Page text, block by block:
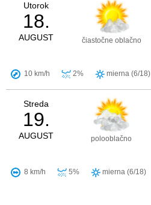
Utorok
18.
AUGUST čiastočne oblačno
10 km/h 2% mierna (6/18)
Streda
19.
AUGUST polooblačno
8 km/h 5% mierna (6/18)